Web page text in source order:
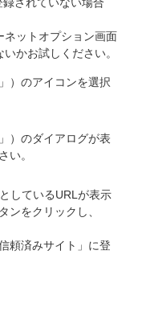
されていない場合
ネットオプション画面
かお試しください。
）のアイコンを選択
）のダイアログが表
い。
しているURLが表示
ンをクリックし、
頼済みサイト」に登